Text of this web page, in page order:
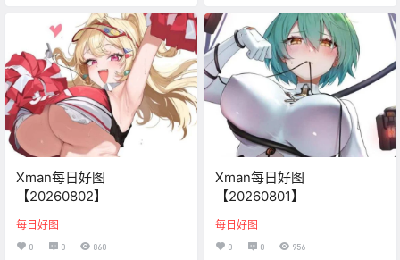
Xman每日好图
【20260802】
每日好图
0 0 860
Xman每日好图
【20260801】
每日好图
0 0 956